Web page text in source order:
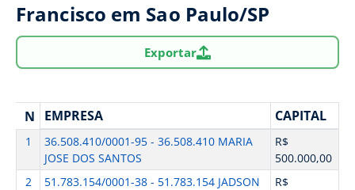
Francisco em Sao Paulo/SP
Exportar
N EMPRESA CAPITAL
1
36.508.410/0001-95 - 36.508.410 MARIA
JOSE DOS SANTOS
R$
500.000,00
2
51.783.154/0001-38 - 51.783.154 JADSON
R$